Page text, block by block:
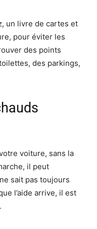
un livre de cartes et
pour éviter les
des points
des parkings,
voiture, sans la
il peut
sait pas toujours
l’aide arrive, il est